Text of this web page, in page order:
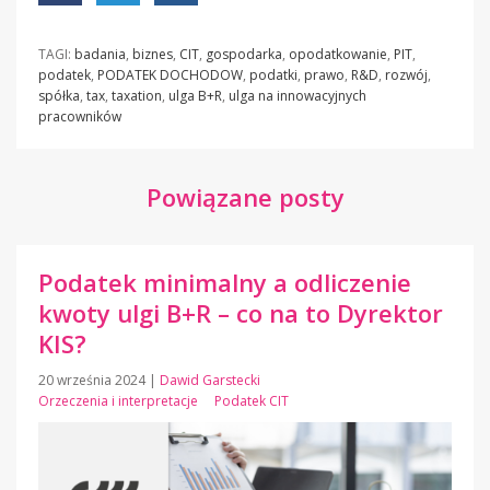
TAGI: badania, biznes, CIT, gospodarka, opodatkowanie, PIT,
podatek, PODATEK DOCHODOW, podatki, prawo, R&D, rozwój,
spółka, tax, taxation, ulga B+R, ulga na innowacyjnych
pracowników
Powiązane posty
Podatek minimalny a odliczenie
kwoty ulgi B+R – co na to Dyrektor
KIS?
20 września 2024 | Dawid Garstecki
Orzeczenia i interpretacje
Podatek CIT